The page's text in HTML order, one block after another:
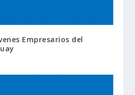
Empresarios del